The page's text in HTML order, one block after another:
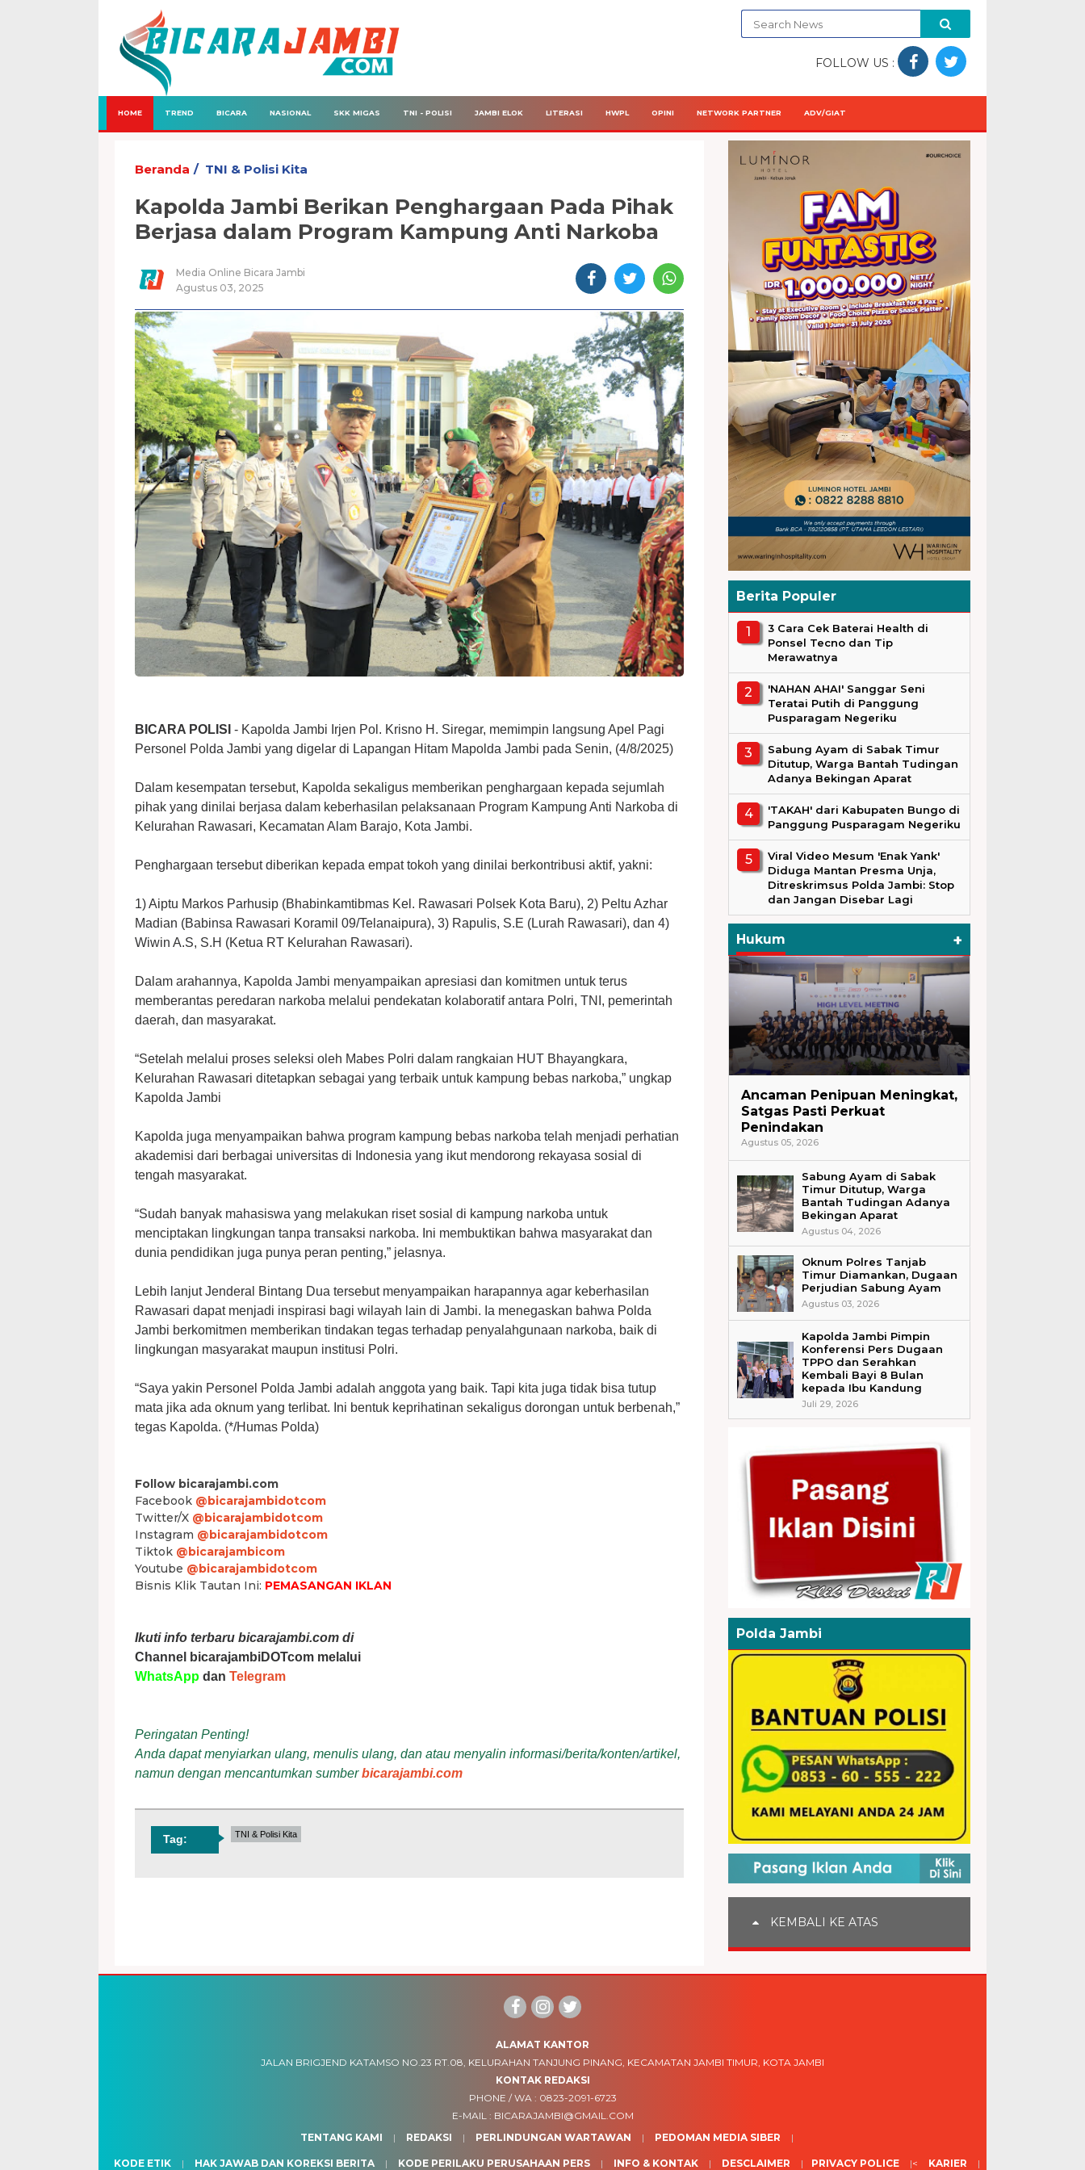
FOLLOW US :
HOME TREND BICARA NASIONAL SKK MIGAS TNI - POLISI JAMBI ELOK LITERASI HWPL OPINI NETWORK PARTNER ADV/GIAT
Beranda TNI & Polisi Kita
Kapolda Jambi Berikan Penghargaan Pada Pihak
Berjasa dalam Program Kampung Anti Narkoba
Media Online Bicara Jambi
Agustus 03, 2025
BICARA POLISI - Kapolda Jambi Irjen Pol. Krisno H. Siregar, memimpin langsung Apel Pagi
Personel Polda Jambi yang digelar di Lapangan Hitam Mapolda Jambi pada Senin, (4/8/2025)
Dalam kesempatan tersebut, Kapolda sekaligus memberikan penghargaan kepada sejumlah
pihak yang dinilai berjasa dalam keberhasilan pelaksanaan Program Kampung Anti Narkoba di
Kelurahan Rawasari, Kecamatan Alam Barajo, Kota Jambi.
Penghargaan tersebut diberikan kepada empat tokoh yang dinilai berkontribusi aktif, yakni:
1) Aiptu Markos Parhusip (Bhabinkamtibmas Kel. Rawasari Polsek Kota Baru), 2) Peltu Azhar
Madian (Babinsa Rawasari Koramil 09/Telanaipura), 3) Rapulis, S.E (Lurah Rawasari), dan 4)
Wiwin A.S, S.H (Ketua RT Kelurahan Rawasari).
Dalam arahannya, Kapolda Jambi menyampaikan apresiasi dan komitmen untuk terus
memberantas peredaran narkoba melalui pendekatan kolaboratif antara Polri, TNI, pemerintah
daerah, dan masyarakat.
“Setelah melalui proses seleksi oleh Mabes Polri dalam rangkaian HUT Bhayangkara,
Kelurahan Rawasari ditetapkan sebagai yang terbaik untuk kampung bebas narkoba,” ungkap
Kapolda Jambi
Kapolda juga menyampaikan bahwa program kampung bebas narkoba telah menjadi perhatian
akademisi dari berbagai universitas di Indonesia yang ikut mendorong rekayasa sosial di
tengah masyarakat.
“Sudah banyak mahasiswa yang melakukan riset sosial di kampung narkoba untuk
menciptakan lingkungan tanpa transaksi narkoba. Ini membuktikan bahwa masyarakat dan
dunia pendidikan juga punya peran penting,” jelasnya.
Lebih lanjut Jenderal Bintang Dua tersebut menyampaikan harapannya agar keberhasilan
Rawasari dapat menjadi inspirasi bagi wilayah lain di Jambi. Ia menegaskan bahwa Polda
Jambi berkomitmen memberikan tindakan tegas terhadap penyalahgunaan narkoba, baik di
lingkungan masyarakat maupun institusi Polri.
“Saya yakin Personel Polda Jambi adalah anggota yang baik. Tapi kita juga tidak bisa tutup
mata jika ada oknum yang terlibat. Ini bentuk keprihatinan sekaligus dorongan untuk berbenah,”
tegas Kapolda. (*/Humas Polda)
Follow bicarajambi.com
Facebook @bicarajambidotcom
Twitter/X @bicarajambidotcom
Instagram @bicarajambidotcom
Tiktok @bicarajambicom
Youtube @bicarajambidotcom
Bisnis Klik Tautan Ini: PEMASANGAN IKLAN
Ikuti info terbaru bicarajambi.com di
Channel bicarajambiDOTcom melalui
WhatsApp dan Telegram
Peringatan Penting!
Anda dapat menyiarkan ulang, menulis ulang, dan atau menyalin informasi/berita/konten/artikel,
namun dengan mencantumkan sumberbicarajambi.com
Tag: TNI & Polisi Kita
Berita Populer
3 Cara Cek Baterai Health di
Ponsel Tecno dan Tip
Merawatnya
'NAHAN AHAI' Sanggar Seni
Teratai Putih di Panggung
Pusparagam Negeriku
Sabung Ayam di Sabak Timur
Ditutup, Warga Bantah Tudingan
Adanya Bekingan Aparat
'TAKAH' dari Kabupaten Bungo di
Panggung Pusparagam Negeriku
Viral Video Mesum 'Enak Yank'
Diduga Mantan Presma Unja,
Ditreskrimsus Polda Jambi: Stop
dan Jangan Disebar Lagi
Hukum +
Ancaman Penipuan Meningkat,
Satgas Pasti Perkuat
Penindakan
Agustus 05, 2026
Sabung Ayam di Sabak
Timur Ditutup, Warga
Bantah Tudingan Adanya
Bekingan Aparat
Agustus 04, 2026
Oknum Polres Tanjab
Timur Diamankan, Dugaan
Perjudian Sabung Ayam
Agustus 03, 2026
Kapolda Jambi Pimpin
Konferensi Pers Dugaan
TPPO dan Serahkan
Kembali Bayi 8 Bulan
kepada Ibu Kandung
Juli 29, 2026
Polda Jambi
KEMBALI KE ATAS
ALAMAT KANTOR
JALAN BRIGJEND KATAMSO NO.23 RT.08, KELURAHAN TANJUNG PINANG, KECAMATAN JAMBI TIMUR, KOTA JAMBI
KONTAK REDAKSI
PHONE / WA : 0823-2091-6723
E-MAIL : BICARAJAMBI@GMAIL.COM
TENTANG KAMI
REDAKSI PERLINDUNGAN WARTAWAN PEDOMAN MEDIA SIBER
KODE ETIK HAK JAWAB DAN KOREKSI BERITA KODE PERILAKU PERUSAHAAN PERS INFO & KONTAK DESCLAIMER PRIVACY POLICE < KARIER